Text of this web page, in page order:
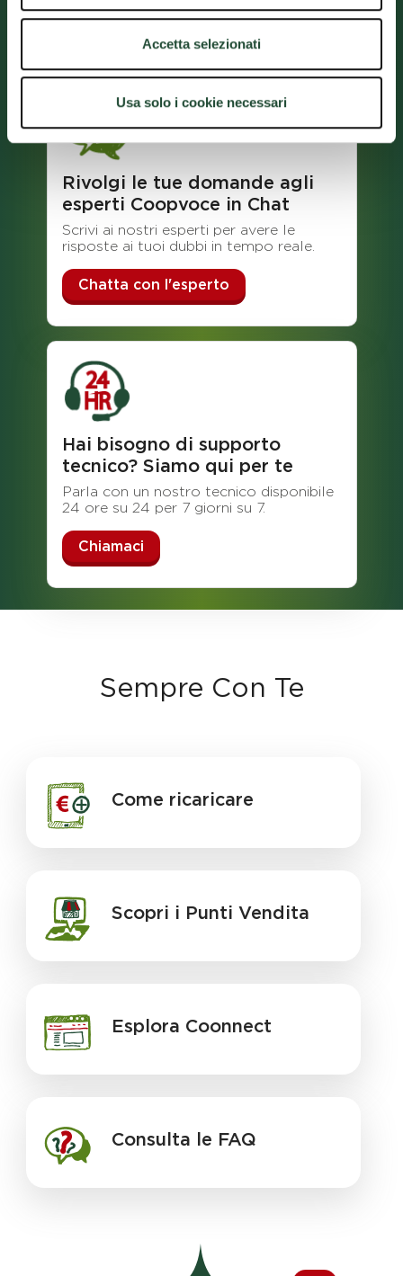
Accetta selezionati
Usa solo i cookie necessari
Scarica l'App
Rivolgi le tue domande agli
esperti Coopvoce in Chat
Scrivi ai nostri esperti per avere le
risposte ai tuoi dubbi in tempo reale.
Chatta con l'esperto
Hai bisogno di supporto
tecnico? Siamo qui per te
Parla con un nostro tecnico disponibile
24 ore su 24 per 7 giorni su 7.
Chiamaci
Sempre Con Te
Come ricaricare
Scopri i Punti Vendita
Esplora Coonnect
Consulta le FAQ